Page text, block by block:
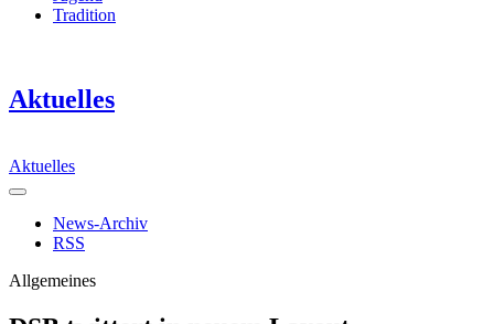
Tradition
Aktuelles
Aktuelles
News-Archiv
RSS
Allgemeines